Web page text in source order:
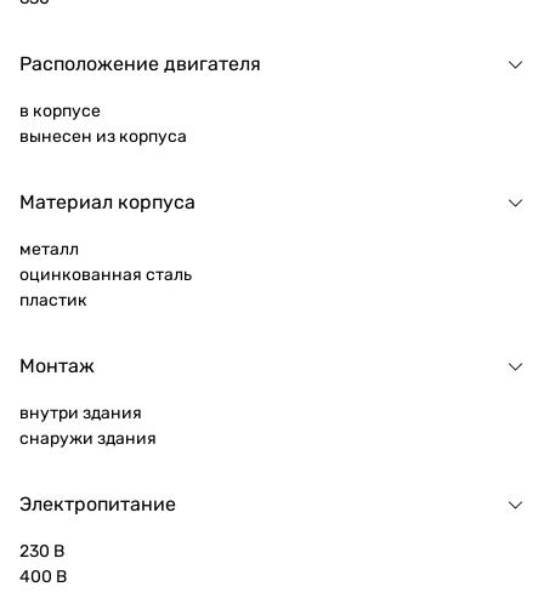
Расположение двигателя
в корпусе
вынесен из корпуса
Материал корпуса
металл
оцинкованная сталь
пластик
Монтаж
внутри здания
снаружи здания
Электропитание
230 В
400 В